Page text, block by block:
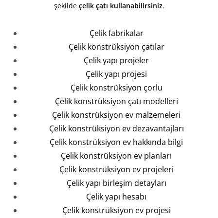
şekildeçelik çatı kullanabilirsiniz.
Çelik fabrikalar
Çelik konstrüksiyon çatılar
Çelik yapı projeler
Çelik yapı projesi
Çelik konstrüksiyon çorlu
Çelik konstrüksiyon çatı modelleri
Çelik konstrüksiyon ev malzemeleri
Çelik konstrüksiyon ev dezavantajları
Çelik konstrüksiyon ev hakkında bilgi
Çelik konstrüksiyon ev planları
Çelik konstrüksiyon ev projeleri
Çelik yapı birleşim detayları
Çelik yapı hesabı
Çelik konstrüksiyon ev projesi